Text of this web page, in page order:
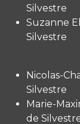
Silvestre
Suzanne
Silvestre
Nicolas-
Silvestre
Marie-
de